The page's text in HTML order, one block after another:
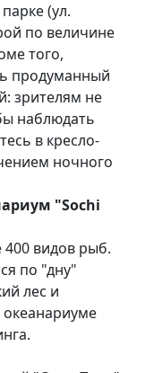
(ул.
по величине
того,
продуманный
зрителям не
наблюдать
в кресло-
ночного
"Sochi
400 видов рыб.
по "дну"
лес и